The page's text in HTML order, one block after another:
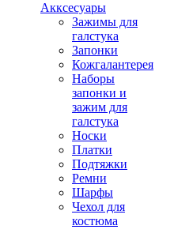
Акксесуары
Зажимы для
галстука
Запонки
Кожгалантерея
Наборы
запонки и
зажим для
галстука
Носки
Платки
Подтяжки
Ремни
Шарфы
Чехол для
костюма